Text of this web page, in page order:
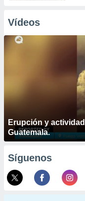
Vídeos
Erupción y
Guatemala.
Síguenos